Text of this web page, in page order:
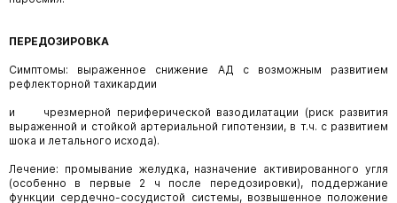
ПЕРЕДОЗИРОВКА
Симптомы: выраженное снижение АД с возможным развитием
рефлекторной тахикардии
и чрезмерной периферической вазодилатации (риск развития
выраженной и стойкой артериальной гипотензии, в т.ч. с развитием
шока и летального исхода).
Лечение: промывание желудка, назначение активированного угля
(особенно в первые 2 ч после передозировки), поддержание
функции сердечно-сосудистой системы, возвышенное положение